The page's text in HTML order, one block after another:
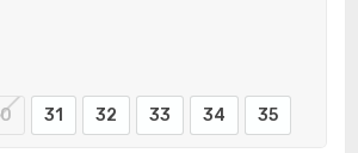
31 32 33 34 35